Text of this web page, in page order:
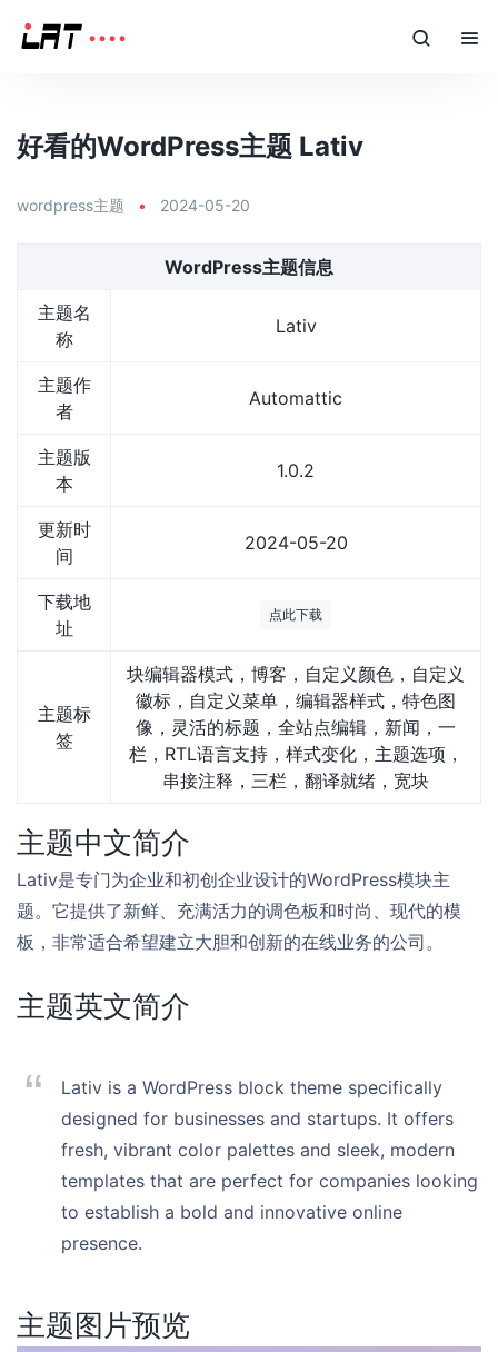
好看的WordPress主题 Lativ
wordpress主题 • 2024-05-20
WordPress主题信息
主题名
称
Lativ
主题作
者
Automattic
主题版
本
1.0.2
更新时
间
2024-05-20
下载地
址
点此下载
主题标
签
块编辑器模式，博客，自定义颜色，自定义
徽标，自定义菜单，编辑器样式，特色图
像，灵活的标题，全站点编辑，新闻，一
栏，RTL语言支持，样式变化，主题选项，
串接注释，三栏，翻译就绪，宽块
主题中文简介
Lativ是专门为企业和初创企业设计的WordPress模块主
题。它提供了新鲜、充满活力的调色板和时尚、现代的模
板，非常适合希望建立大胆和创新的在线业务的公司。
主题英文简介
Lativ is a WordPress block theme specifically
designed for businesses and startups. It offers
fresh, vibrant color palettes and sleek, modern
templates that are perfect for companies looking
to establish a bold and innovative online
presence.
主题图片预览